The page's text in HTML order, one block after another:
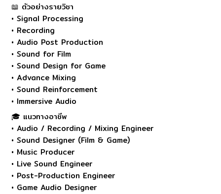
📖 ตัวอย่างรายวิชา
• Signal Processing
• Recording
• Audio Post Production
• Sound for Film
• Sound Design for Game
• Advance Mixing
• Sound Reinforcement
• Immersive Audio
🎓 แนวทางอาชีพ
• Audio / Recording / Mixing Engineer
• Sound Designer (Film & Game)
• Music Producer
• Live Sound Engineer
• Post-Production Engineer
• Game Audio Designer